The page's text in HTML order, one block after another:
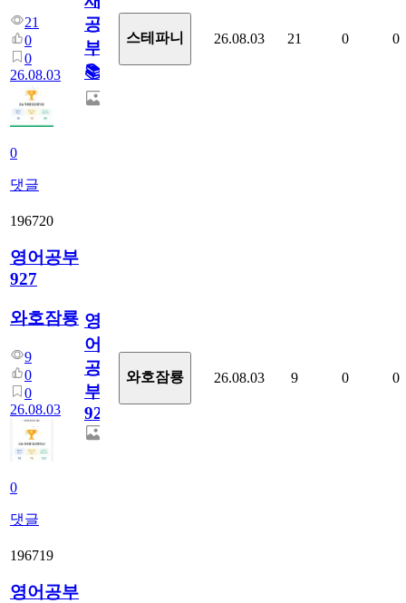
21
0
0
26.08.03
0
댓글
공
부!
📚
스테파니 26.08.03 21 0 0
196720
영어공부
927
와호잠룡
9
0
0
26.08.03
0
댓글
영
어
공
부
927
와호잠룡 26.08.03 9 0 0
196719
영어공부